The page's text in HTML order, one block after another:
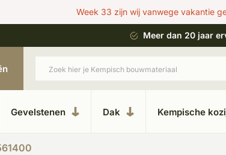
Week 33 zijn wij vanwege vakantie
bouwstijl Meer dan 20 jaar
Gevelstenen Dak Kempische